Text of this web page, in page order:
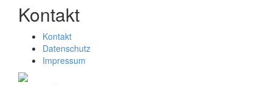
Kontakt
Kontakt
Datenschutz
Impressum